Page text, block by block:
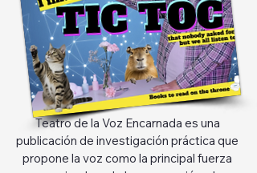
Teatro de la Voz Encarnada es una
publicación de investigación práctica que
propone la voz como la principal fuerza